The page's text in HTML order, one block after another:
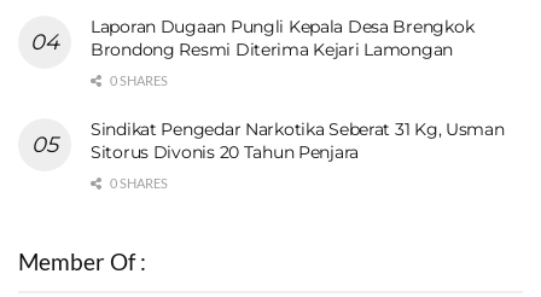
Laporan Dugaan Pungli Kepala Desa Brengkok
Brondong Resmi Diterima Kejari Lamongan
0 SHARES
Sindikat Pengedar Narkotika Seberat 31 Kg, Usman
Sitorus Divonis 20 Tahun Penjara
0 SHARES
Member Of :